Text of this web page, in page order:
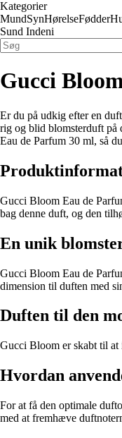
Kategorier
MundSynHørelseFødder
Sund Indeni
Gucci
Er du på udkig efter en
rig og blid blomsterduft på
Eau de Parfum 30 ml, så
Gucci Bloom Eau de
bag denne duft, og den
En unik
Gucci Bloom Eau de
dimension til duften med
Duften til den
Gucci Bloom er skabt til at
Hvordan
For at få den optimale
med at fremhæve